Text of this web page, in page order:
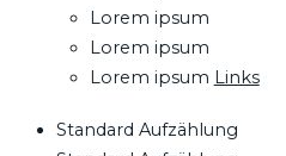
Lorem ipsum
Lorem ipsum
Lorem ipsum Links
Standard Aufzählung